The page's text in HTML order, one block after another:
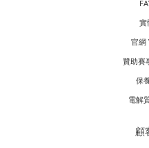
實
官網
贊助賽
保
電解
顧